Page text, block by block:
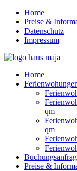
Home
Preise &
Datenschutz
Impressum
Home
qm
qm
Preise &